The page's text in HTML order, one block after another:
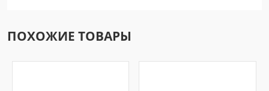
ПОХОЖИЕ ТОВАРЫ